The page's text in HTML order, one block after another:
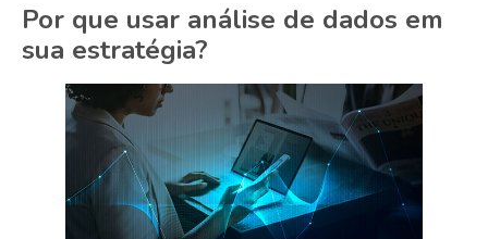
Por que usar análise de dados em
sua estratégia?